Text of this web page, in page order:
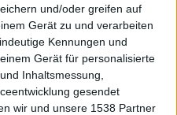
und/oder greifen auf
Gerät zu und verarbeiten
Kennungen und
Gerät für personalisierte
Inhaltsmessung,
gesendet
wir und unsere 1538 Partner